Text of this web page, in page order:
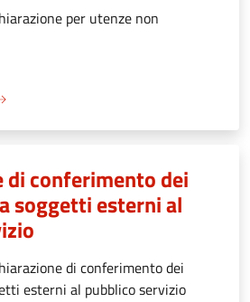
per utenze non
di conferimento dei
soggetti esterni al
di conferimento dei
esterni al pubblico servizio